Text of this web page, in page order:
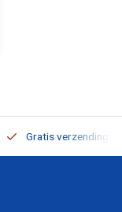
Gratis verzending